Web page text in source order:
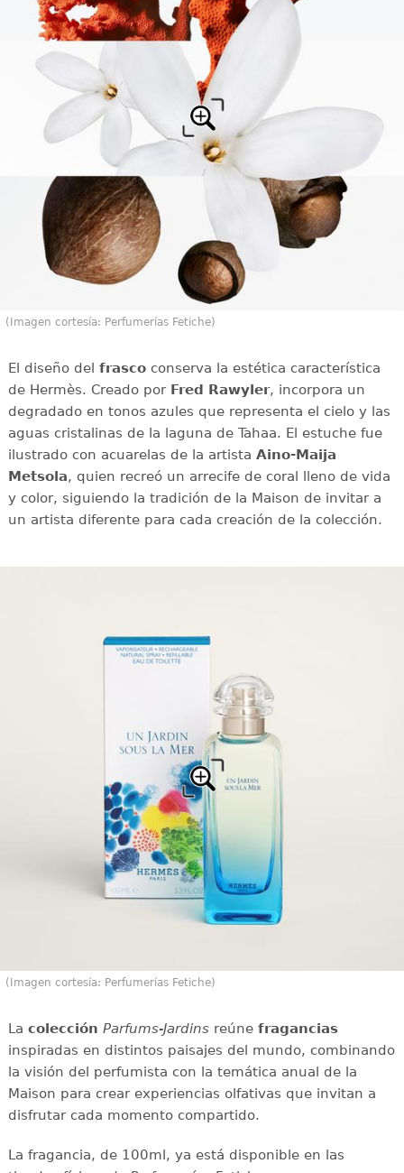
(Imagen cortesía: Perfumerías Fetiche)
El diseño del frascoconserva la estética característica
de Hermès. Creado por Fred Rawyler, incorpora un
degradado en tonos azules que representa el cielo y las
aguas cristalinas de la laguna de Tahaa. El estuche fue
ilustrado con acuarelas de la artista Aino-Maija
Metsola, quien recreó un arrecife de coral lleno de vida
y color, siguiendo la tradición de la Maison de invitar a
un artista diferente para cada creación de la colección.
(Imagen cortesía: Perfumerías Fetiche)
La colección Parfums-Jardinsreúne fragancias
inspiradas en distintos paisajes del mundo, combinando
la visión del perfumista con la temática anual de la
Maison para crear experiencias olfativas que invitan a
disfrutar cada momento compartido.
La fragancia, de 100ml, ya está disponible en las